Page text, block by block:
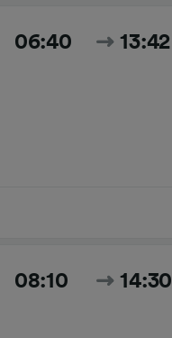
06:40 13:42
08:10 14:30